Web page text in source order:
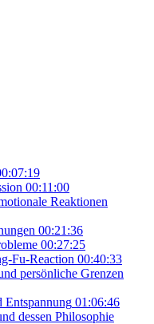
00:11:00
Reaktionen
00:21:36
00:27:25
Fu-Reaction 00:40:33
persönliche Grenzen
Entspannung 01:06:46
dessen Philosophie